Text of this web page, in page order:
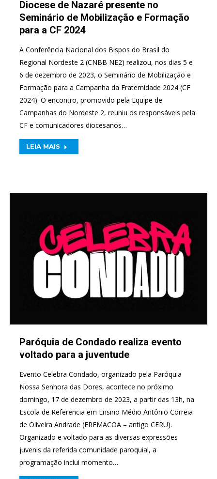
Diocese de Nazaré presente no
Seminário de Mobilização e Formação
para a CF 2024
A Conferência Nacional dos Bispos do Brasil do
Regional Nordeste 2 (CNBB NE2) realizou, nos dias 5 e
6 de dezembro de 2023, o Seminário de Mobilização e
Formação para a Campanha da Fraternidade 2024 (CF
2024). O encontro, promovido pela Equipe de
Campanhas do Nordeste 2, reuniu os responsáveis pela
CF e comunicadores diocesanos…
LEIA MAIS
Paróquia de Condado realiza evento
voltado para a juventude
Evento Celebra Condado, organizado pela Paróquia
Nossa Senhora das Dores, acontece no próximo
domingo, 17 de dezembro de 2023, a partir das 13h, na
Escola de Referencia em Ensino Médio Antônio Correia
de Oliveira Andrade (EREMACOA – antigo CERU).
Organizado e voltado para as diversas expressões
juvenis da referida comunidade paroquial, a
programação inclui momento…